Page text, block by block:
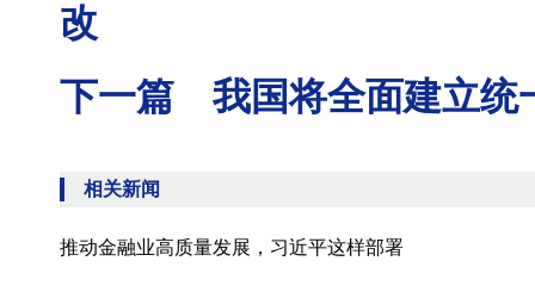
改
下一篇 我国将全面建立统
相关新闻
推动金融业高质量发展，习近平这样部署